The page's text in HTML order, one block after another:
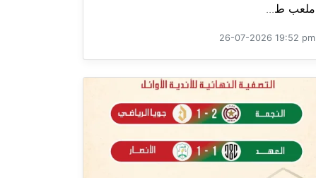
ملعب ط...
26-07-2026 19:52 pm